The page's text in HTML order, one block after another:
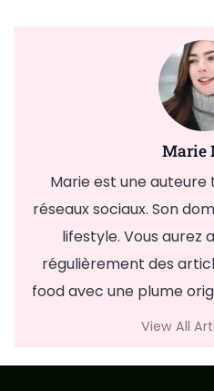
Marie
Marie est une
réseaux sociaux. Son
lifestyle. Vous aurez
régulièrement des
food avec une plume
View All